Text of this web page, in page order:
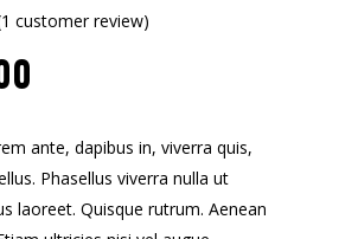
1 customer review)
ante, dapibus in, viverra quis,
Phasellus viverra nulla ut
laoreet. Quisque rutrum. Aenean